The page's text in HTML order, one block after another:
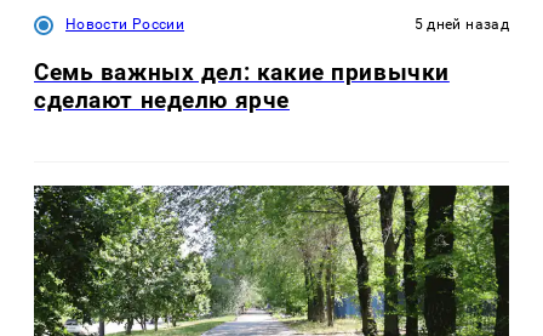
Новости России 5 дней назад
Семь важных дел: какие привычки
сделают неделю ярче